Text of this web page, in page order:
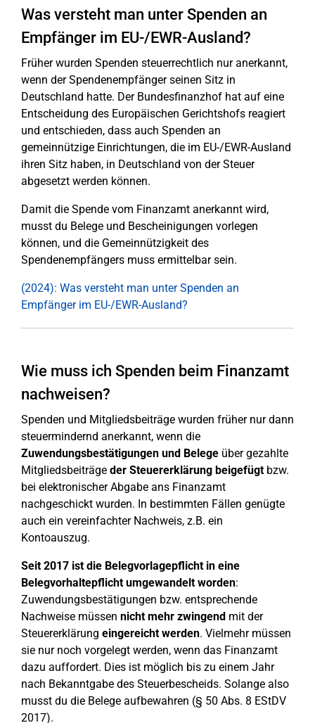
Was versteht man unter Spenden an
Empfänger im EU-/EWR-Ausland?
Früher wurden Spenden steuerrechtlich nur anerkannt,
wenn der Spendenempfänger seinen Sitz in
Deutschland hatte. Der Bundesfinanzhof hat auf eine
Entscheidung des Europäischen Gerichtshofs reagiert
und entschieden, dass auch Spenden an
gemeinnützige Einrichtungen, die im EU-/EWR-Ausland
ihren Sitz haben, in Deutschland von der Steuer
abgesetzt werden können.
Damit die Spende vom Finanzamt anerkannt wird,
musst du Belege und Bescheinigungen vorlegen
können, und die Gemeinnützigkeit des
Spendenempfängers muss ermittelbar sein.
(2024): Was versteht man unter Spenden an
Empfänger im EU-/EWR-Ausland?
Wie muss ich Spenden beim Finanzamt
nachweisen?
Spenden und Mitgliedsbeiträge wurden früher nur dann
steuermindernd anerkannt, wenn die
Zuwendungsbestätigungen und Belege über gezahlte
Mitgliedsbeiträge der Steuererklärung beigefügtbzw.
bei elektronischer Abgabe ans Finanzamt
nachgeschickt wurden. In bestimmten Fällen genügte
auch ein vereinfachter Nachweis, z.B. ein
Kontoauszug.
Seit 2017 ist die Belegvorlagepflicht in eine
Belegvorhaltepflicht umgewandelt worden:
Zuwendungsbestätigungen bzw. entsprechende
Nachweise müssen nicht mehr zwingend mit der
Steuererklärung eingereicht werden. Vielmehr müssen
sie nur noch vorgelegt werden, wenn das Finanzamt
dazu auffordert. Dies ist möglich bis zu einem Jahr
nach Bekanntgabe des Steuerbescheids. Solange also
musst du die Belege aufbewahren (§ 50 Abs. 8 EStDV
2017).